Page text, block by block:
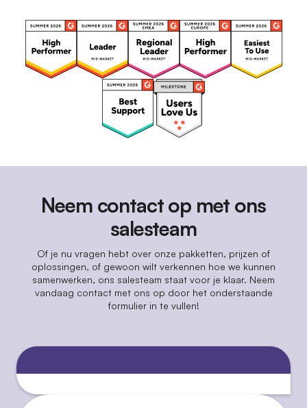
Neem contact op met ons
salesteam
Of je nu vragen hebt over onze pakketten, prijzen of
oplossingen, of gewoon wilt verkennen hoe we kunnen
samenwerken, ons salesteam staat voor je klaar. Neem
vandaag contact met ons op door het onderstaande
formulier in te vullen!